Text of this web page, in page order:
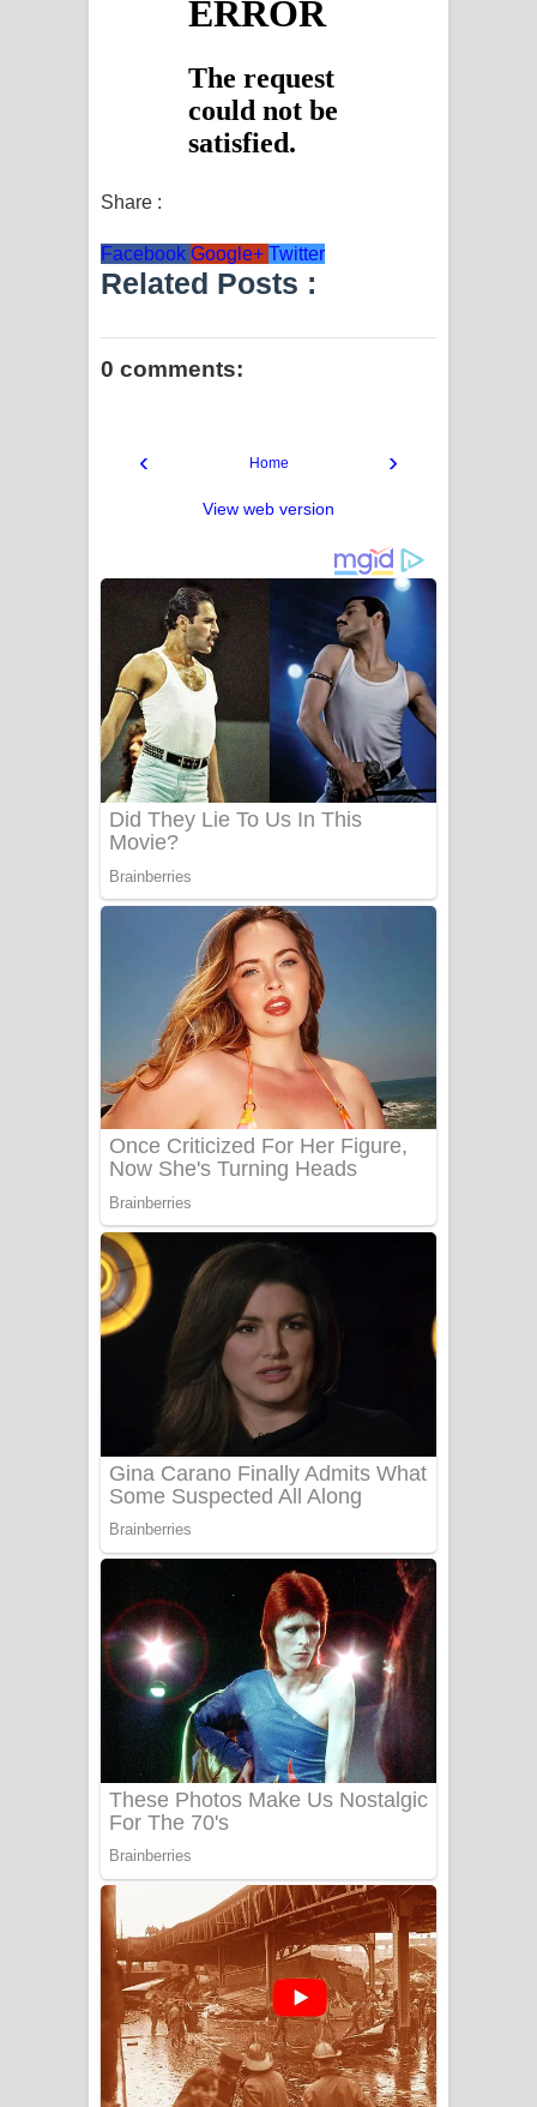
දන්නවාද මාව ගීතයේ පද පෙළ
Share :
Facebook Google+ Twitter
Related Posts :
0 comments:
‹ ›
Home
View web version